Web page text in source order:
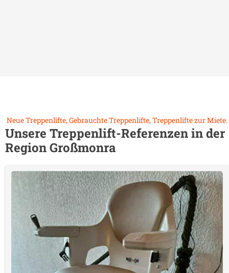
Neue Treppenlifte, Gebrauchte Treppenlifte, Treppenlifte zur Miete.
Unsere Treppenlift-Referenzen in der
RegionGroßmonra